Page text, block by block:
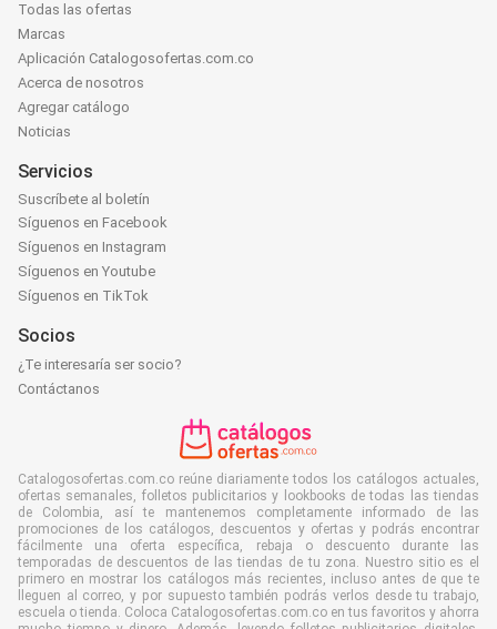
Todas las ofertas
Marcas
Aplicación Catalogosofertas.com.co
Acerca de nosotros
Agregar catálogo
Noticias
Servicios
Suscríbete al boletín
Síguenos en Facebook
Síguenos en Instagram
Síguenos en Youtube
Síguenos en TikTok
Socios
¿Te interesaría ser socio?
Contáctanos
Catalogosofertas.com.co reúne diariamente todos los catálogos actuales,
ofertas semanales, folletos publicitarios y lookbooks de todas las tiendas
de Colombia, así te mantenemos completamente informado de las
promociones de los catálogos, descuentos y ofertas y podrás encontrar
fácilmente una oferta específica, rebaja o descuento durante las
temporadas de descuentos de las tiendas de tu zona. Nuestro sitio es el
primero en mostrar los catálogos más recientes, incluso antes de que te
lleguen al correo, y por supuesto también podrás verlos desde tu trabajo,
escuela o tienda. Coloca Catalogosofertas.com.co en tus favoritos y ahorra